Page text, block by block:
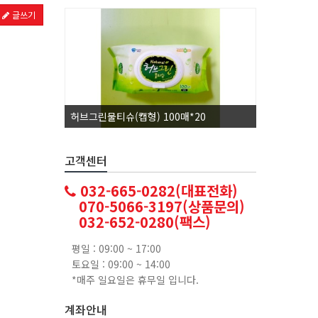
글쓰기
허브그린물티슈(캡형) 100매*20
고객센터
032-665-0282(대표전화)
070-5066-3197(상품문의)
032-652-0280(팩스)
평일 : 09:00 ~ 17:00
토요일 : 09:00 ~ 14:00
*매주 일요일은 휴무일 입니다.
계좌안내